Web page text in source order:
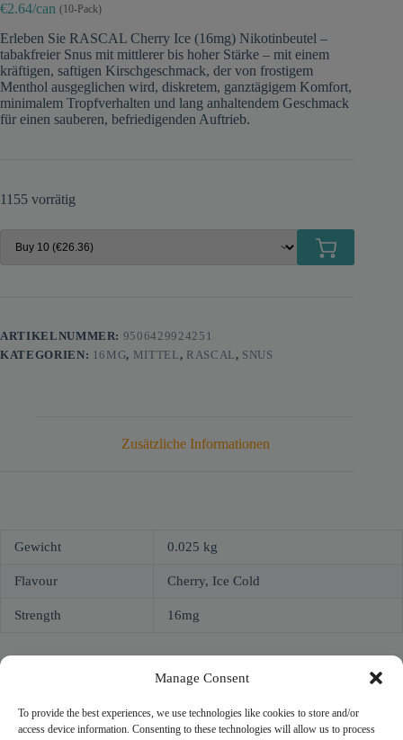
Manage Consent
To provide the best experiences, we use technologies like cookies to store and/or
access device information. Consenting to these technologies will allow us to process
€2.64/can (10-Pack)
Erleben Sie RASCAL Cherry Ice (16mg) Nikotinbeutel –
tabakfreier Snus mit mittlerer bis hoher Stärke – mit einem
kräftigen, saftigen Kirschgeschmack, der von frostigem
Menthol ausgeglichen wird, diskretem, ganztägigem Komfort,
minimalem Tropfverhalten und lang anhaltendem Geschmack
für einen sauberen, befriedigenden Auftrieb.
1155 vorrätig
ARTIKELNUMMER: 9506429924251
KATEGORIEN: 16MG, MITTEL, RASCAL, SNUS
Zusätzliche Informationen
Gewicht 0.025 kg
Flavour Cherry, Ice Cold
Strength 16mg